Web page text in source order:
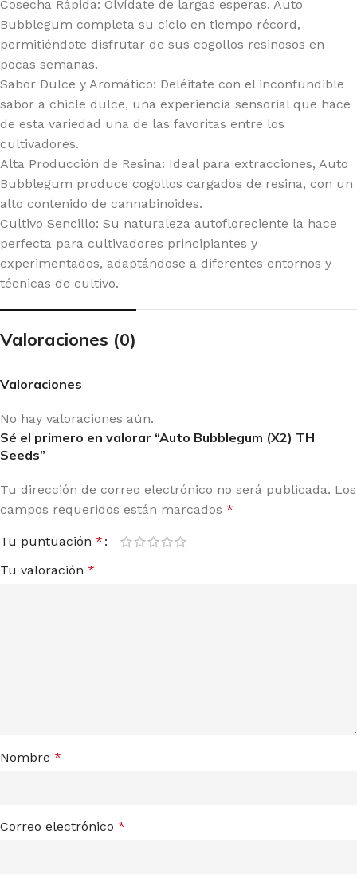
Cosecha Rápida: Olvídate de largas esperas. Auto
Bubblegum completa su ciclo en tiempo récord,
permitiéndote disfrutar de sus cogollos resinosos en
pocas semanas.
Sabor Dulce y Aromático: Deléitate con el inconfundible
sabor a chicle dulce, una experiencia sensorial que hace
de esta variedad una de las favoritas entre los
cultivadores.
Alta Producción de Resina: Ideal para extracciones, Auto
Bubblegum produce cogollos cargados de resina, con un
alto contenido de cannabinoides.
Cultivo Sencillo: Su naturaleza autofloreciente la hace
perfecta para cultivadores principiantes y
experimentados, adaptándose a diferentes entornos y
técnicas de cultivo.
Valoraciones (0)
Valoraciones
No hay valoraciones aún.
Sé el primero en valorar “Auto Bubblegum (X2) TH
Seeds”
Tu dirección de correo electrónico no será publicada. Los
campos requeridos están marcados *
Tu puntuación *
Tu valoración *
Nombre *
Correo electrónico *